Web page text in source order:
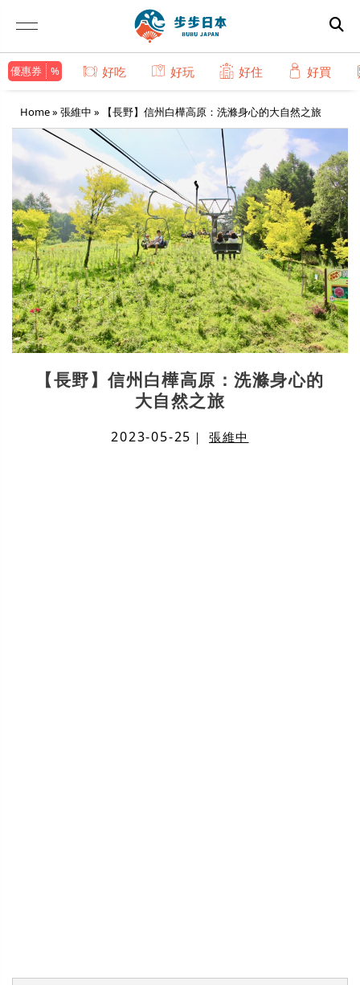
優惠券 好吃 好玩 好住 好買
Home» 張維中 » 【長野】信州白樺高原：洗滌身心的大自然之旅
【長野】信州白樺高原：洗滌身心的
大自然之旅
2023-05-25 ｜張維中